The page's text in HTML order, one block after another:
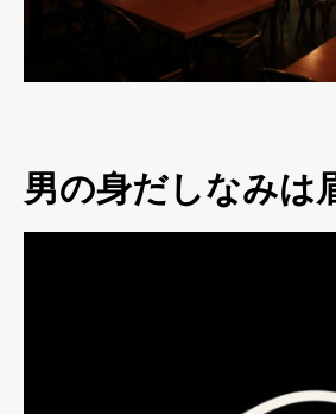
男の身だしなみは